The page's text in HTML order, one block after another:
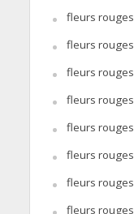
fleurs rouges
fleurs rouges
fleurs rouges
fleurs rouges
fleurs rouges
fleurs rouges
fleurs rouges
fleurs rouges